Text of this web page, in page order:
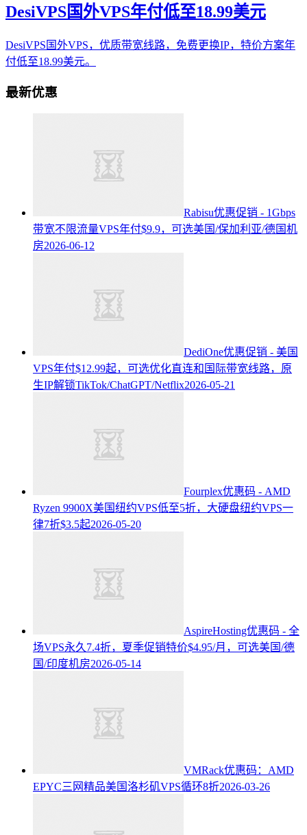
DesiVPS国外VPS年付低至18.99美元
DesiVPS国外VPS，优质带宽线路，免费更换IP，特价方案年
付低至18.99美元。
最新优惠
Rabisu优惠促销 - 1Gbps
带宽不限流量VPS年付$9.9，可选美国/保加利亚/德国机
房2026-06-12
DediOne优惠促销 - 美国
VPS年付$12.99起，可选优化直连和国际带宽线路，原
生IP解锁TikTok/ChatGPT/Netflix2026-05-21
Fourplex优惠码 - AMD
Ryzen 9900X美国纽约VPS低至5折，大硬盘纽约VPS一
律7折$3.5起2026-05-20
AspireHosting优惠码 - 全
场VPS永久7.4折，夏季促销特价$4.95/月，可选美国/德
国/印度机房2026-05-14
VMRack优惠码：AMD
EPYC三网精品美国洛杉矶VPS循环8折2026-03-26